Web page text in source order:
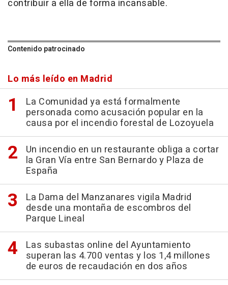
contribuir a ella de forma incansable.
Contenido patrocinado
Lo más leído en Madrid
La Comunidad ya está formalmente
personada como acusación popular en la
causa por el incendio forestal de Lozoyuela
Un incendio en un restaurante obliga a cortar
la Gran Vía entre San Bernardo y Plaza de
España
La Dama del Manzanares vigila Madrid
desde una montaña de escombros del
Parque Lineal
Las subastas online del Ayuntamiento
superan las 4.700 ventas y los 1,4 millones
de euros de recaudación en dos años